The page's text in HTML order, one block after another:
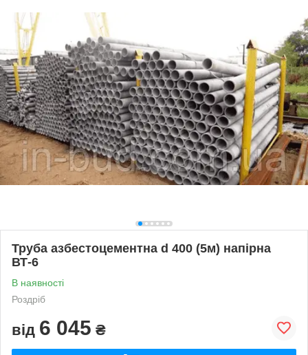
Труба азбестоцементна d 400 (5м) напірна
ВТ-6
В наявності
Роздріб
від 6 045 ₴